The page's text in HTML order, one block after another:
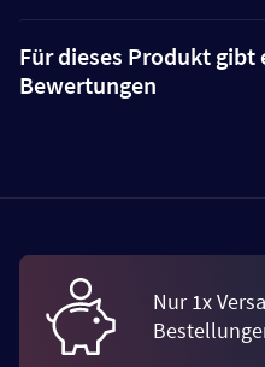
Für dieses Produkt gibt
Bewertungen
Nur 1x